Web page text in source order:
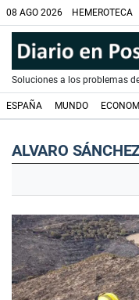
08 AGO 2026 HEMEROTECA
Soluciones a los problemas
ESPAÑA MUNDO
ALVARO